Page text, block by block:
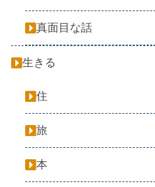
真面目な話
生きる
住
旅
本